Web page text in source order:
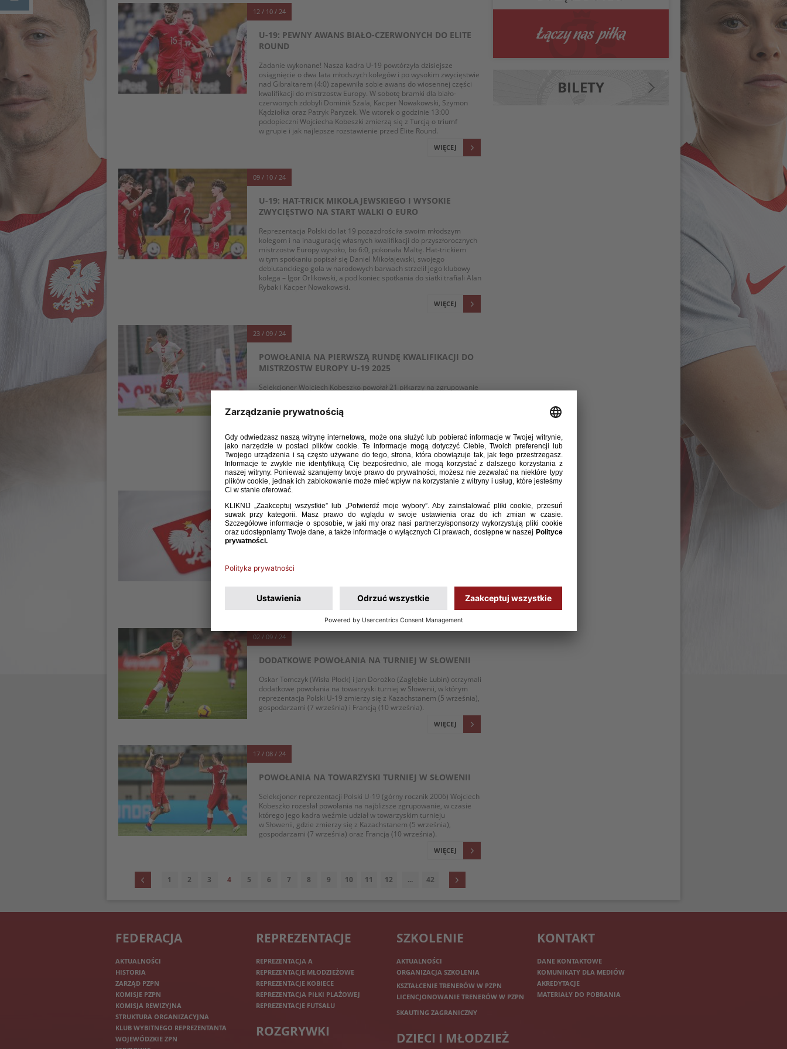
12 / 10 / 24
U-19: PEWNY AWANS BIAŁO-CZERWONYCH DO ELITE
ROUND
Zadanie wykonane! Nasza kadra U-19 powtórzyła dzisiejsze
osiągnięcie o dwa lata młodszych kolegów i po wysokim zwycięstwie
nad Gibraltarem (4:0) zapewniła sobie awans do wiosennej części
kwalifikacji do mistrzostw Europy. W sobotę bramki dla biało-
czerwonych zdobyli Dominik Szala, Kacper Nowakowski, Szymon
Kądziołka oraz Patryk Paryzek. We wtorek o godzinie 13:00
podopieczni Wojciecha Kobeszki zmierzą się z Turcją o triumf
w grupie i jak najlepsze rozstawienie przed Elite Round.
WIĘCEJ
09 / 10 / 24
U-19: HAT-TRICK MIKOŁAJEWSKIEGO I WYSOKIE
ZWYCIĘSTWO NA START WALKI O EURO
Reprezentacja Polski do lat 19 pozazdrościła swoim młodszym
kolegom i na inaugurację własnych kwalifikacji do przyszłorocznych
mistrzostw Europy wysoko, bo 6:0, pokonała Maltę. Hat-trickiem
w tym spotkaniu popisał się Daniel Mikołajewski, swojego
debiutanckiego gola w narodowych barwach strzelił jego klubowy
kolega – Igor Orlikowski, a pod koniec spotkania do siatki trafiali Alan
Rybak i Kacper Nowakowski.
WIĘCEJ
23 / 09 / 24
POWOŁANIA NA PIERWSZĄ RUNDĘ KWALIFIKACJI DO
MISTRZOSTW EUROPY U-19 2025
Selekcjoner Wojciech Kobeszko powołał 21 piłkarzy na zgrupowanie
przyszłorocznych mistrzostw Europy do lat 19. Biało-czerwoni
zmierzą się w niej z Maltą (9 października, g. 18:00 w Mielcu),
(15 października, g. 13:00 w Stalowej Woli). Do zapewnienia sobie
awansu do drugiej rundy wystarczy zajęcie jednego z dwóch
pierwszych miejsc w grupie.
WIĘCEJ
U-19: DRUGA WYGRANA W SŁOWENII. POKONANI
GOSPODARZE
trenera Wojciecha Kobeszki byli gospodarze. Polacy wygrali 2:1 po
02 / 09 / 24
DODATKOWE POWOŁANIA NA TURNIEJ W SŁOWENII
Oskar Tomczyk (Wisła Płock) i Jan Dorożko (Zagłębie Lubin) otrzymali
dodatkowe powołania na towarzyski turniej w Słowenii, w którym
reprezentacja Polski U-19 zmierzy się z Kazachstanem (5 września),
gospodarzami (7 września) i Francją (10 września).
WIĘCEJ
17 / 08 / 24
POWOŁANIA NA TOWARZYSKI TURNIEJ W SŁOWENII
Selekcjoner reprezentacji Polski U-19 (górny rocznik 2006) Wojciech
Kobeszko rozesłał powołania na najbliższe zgrupowanie, w czasie
którego jego kadra weźmie udział w towarzyskim turnieju
w Słowenii, gdzie zmierzy się z Kazachstanem (5 września),
gospodarzami (7 września) oraz Francją (10 września).
WIĘCEJ
1 2 3 4 5 6 7 8 9 10 11 12 ... 42
BILETY
FEDERACJA
AKTUALNOŚCI
HISTORIA
ZARZĄD PZPN
KOMISJE PZPN
KOMISJA REWIZYJNA
STRUKTURA ORGANIZACYJNA
KLUB WYBITNEGO REPREZENTANTA
WOJEWÓDZKIE ZPN
REPREZENTACJE
REPREZENTACJA A
REPREZENTACJE MŁODZIEŻOWE
REPREZENTACJE KOBIECE
REPREZENTACJA PIŁKI PLAŻOWEJ
REPREZENTACJE FUTSALU
ROZGRYWKI
SZKOLENIE
AKTUALNOŚCI
ORGANIZACJA SZKOLENIA
KSZTAŁCENIE TRENERÓW W PZPN
LICENCJONOWANIE TRENERÓW W PZPN
SKAUTING ZAGRANICZNY
DZIECI I MŁODZIEŻ
KONTAKT
DANE KONTAKTOWE
KOMUNIKATY DLA MEDIÓW
AKREDYTACJE
MATERIAŁY DO POBRANIA